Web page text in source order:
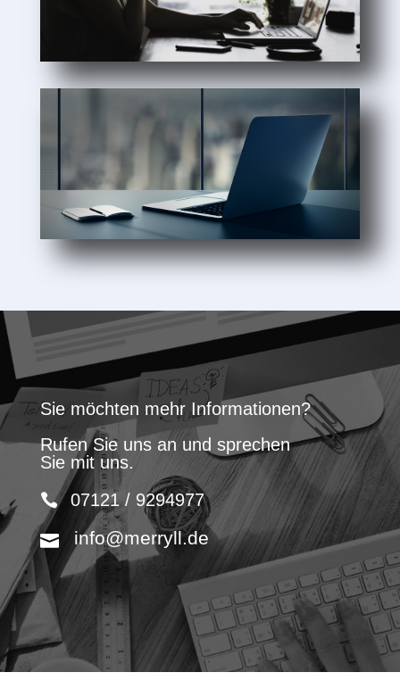
Sie möchten mehr Informationen?
Rufen Sie uns an und sprechen
Sie mit uns.
07121 / 9294977
info@merryll.de